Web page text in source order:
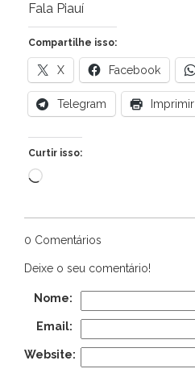
Fala Piauí
Compartilhe isso:
X Facebook
Telegram Imprimir
Curtir isso:
Carregando...
0 Comentários
Deixe o seu comentário!
Nome:
Email:
Website: